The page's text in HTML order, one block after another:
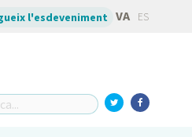
l'esdeveniment VA ES